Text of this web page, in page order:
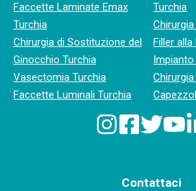
Faccette Laminate Emax
Turchia
Chirurgia di Sostituzione del
Ginocchio Turchia
Vasectomia Turchia
Faccette Luminali Turchia
Turchia
Filler
Contattaci